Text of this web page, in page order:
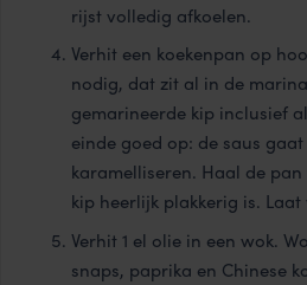
rijst volledig afkoelen.
Verhit een koekenpan op
nodig, dat zit al in de
gemarineerde kip inclusief
einde goed op: de saus
karamelliseren. Haal de
kip heerlijk plakkerig is.
Verhit 1 el olie in een wok.
snaps, paprika en Chinese